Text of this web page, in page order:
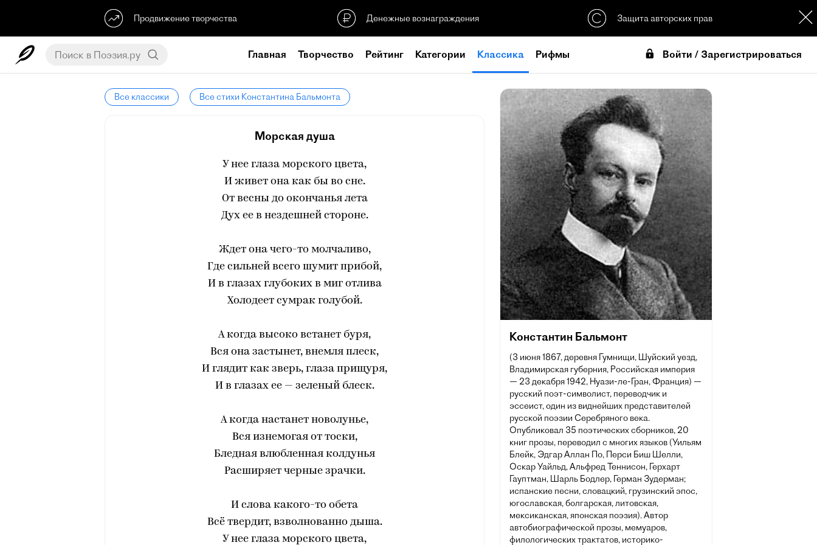
Продвижение творчества Денежные вознаграждения Защита авторских прав
Главная Творчество Рейтинг Категории Классика Рифмы Войти / Зарегистрироваться
Все классики Все стихи Константина Бальмонта
Морская душа
У нее глаза морского цвета,
И живет она как бы во сне.
От весны до окончанья лета
Дух ее в нездешней стороне.
Ждет она чего-то молчаливо,
Где сильней всего шумит прибой,
И в глазах глубоких в миг отлива
Холодеет сумрак голубой.
А когда высоко встанет буря,
Вся она застынет, внемля плеск,
И глядит как зверь, глаза прищуря,
И в глазах ее — зеленый блеск.
А когда настанет новолунье,
Вся изнемогая от тоски,
Бледная влюбленная колдунья
Расширяет черные зрачки.
И слова какого-то обета
Всё твердит, взволнованно дыша.
У нее глаза морского цвета,
Константин Бальмонт
(3 июня 1867, деревня Гумнищи, Шуйский уезд,
Владимирская губерния, Российская империя
— 23 декабря 1942, Нуази-ле-Гран, Франция) —
русский поэт-символист, переводчик и
эссеист, один из виднейших представителей
русской поэзии Серебряного века.
Опубликовал 35 поэтических сборников, 20
книг прозы, переводил с многих языков (Уильям
Блейк, Эдгар Аллан По, Перси Биш Шелли,
Оскар Уайльд, Альфред Теннисон, Герхарт
Гауптман, Шарль Бодлер, Герман Зудерман;
испанские песни, словацкий, грузинский эпос,
югославская, болгарская, литовская,
мексиканская, японская поэзия). Автор
автобиографической прозы, мемуаров,
филологических трактатов, историко-